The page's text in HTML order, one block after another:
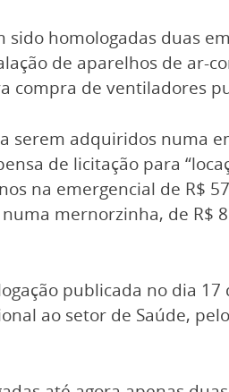
homologadas duas
de aparelhos de
compra de ventiladores
serem adquiridos numa
de licitação para
na emergencial de R$
mernorzinha, de R$
publicada no dia
ao setor de Saúde,